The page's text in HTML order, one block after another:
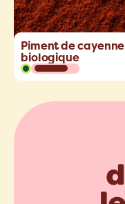
Piment de cayenne
biologique